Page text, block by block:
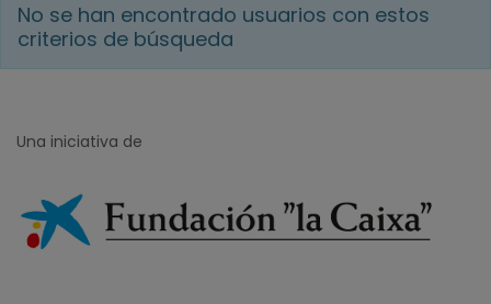
No se han encontrado usuarios con estos
criterios de búsqueda
Una iniciativa de